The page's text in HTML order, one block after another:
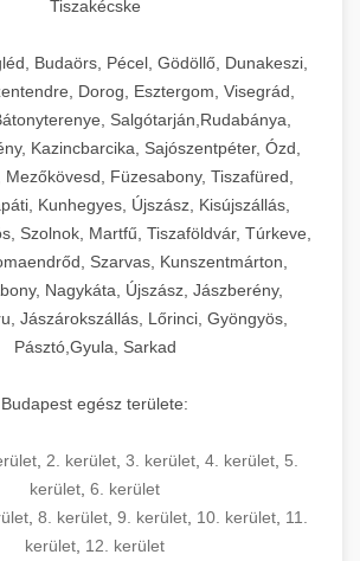
Tiszakécske
Budaörs, Pécel, Gödöllő, Dunakeszi,
Dorog, Esztergom, Visegrád,
Salgótarján,Rudabánya,
Kazincbarcika, Sajószentpéter, Ózd,
Mezőkövesd, Füzesabony, Tiszafüred,
Kunhegyes, Újszász, Kisújszállás,
Szolnok, Martfű, Tiszaföldvár, Túrkeve,
Szarvas, Kunszentmárton,
Nagykáta, Újszász, Jászberény,
Jászárokszállás, Lőrinci, Gyöngyös,
Pásztó,Gyula, Sarkad
Budapest egész területe:
2. kerület 3. kerület 4. kerület 5.
kerület 6. kerület
, 8. kerület, 9. kerület, 10. kerület, 11.
kerület 12. kerület